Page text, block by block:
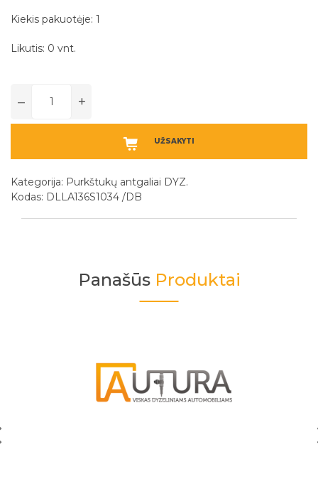
Kiekis pakuotėje: 1
Likutis: 0 vnt.
– +
UŽSAKYTI
Kategorija: Purkštukų antgaliai DYZ.
Kodas: DLLA136S1034 /DB
Panašūs Produktai